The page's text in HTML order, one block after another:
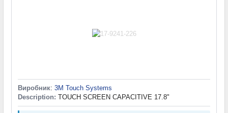
Виробник: 3M Touch Systems
Description: TOUCH SCREEN CAPACITIVE 17.8"